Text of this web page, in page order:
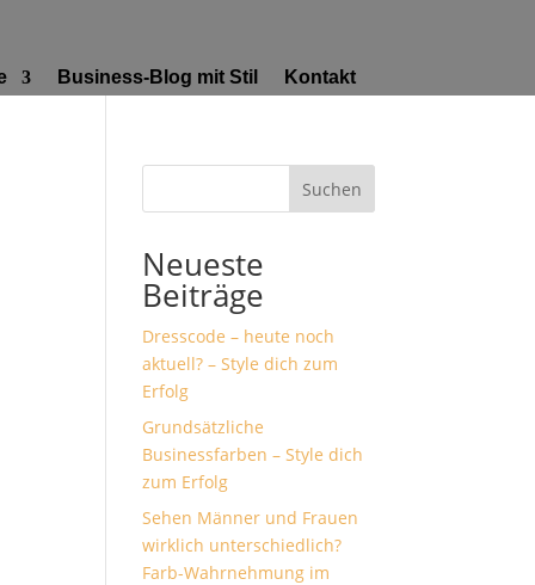
Business-Blog mit Stil Kontakt
Suchen
Neueste
Beiträge
Dresscode – heute noch
aktuell? – Style dich zum
Erfolg
Grundsätzliche
Businessfarben – Style dich
zum Erfolg
Sehen Männer und Frauen
wirklich unterschiedlich?
Farb-Wahrnehmung im